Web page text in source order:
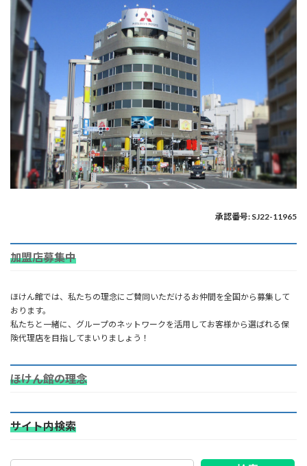
承認番号: SJ22-11965
加盟店募集中
ほけん館では、私たちの理念にご賛同いただけるお仲間を全国から募集して
おります。
私たちと一緒に、グループのネットワークを活用してお客様から選ばれる保
険代理店を目指してまいりましょう！
ほけん館の理念
サイト内検索